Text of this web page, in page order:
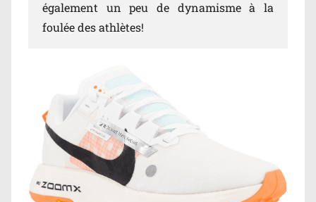
également un peu de dynamisme à la
foulée des athlètes!